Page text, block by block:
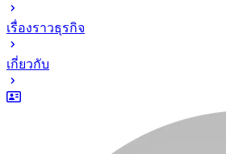
เรื่องราวธุรกิจ
เกี่ยวกับ